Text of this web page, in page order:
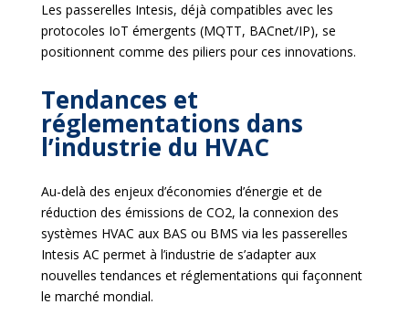
Les passerelles Intesis, déjà compatibles avec les
protocoles IoT émergents (MQTT, BACnet/IP), se
positionnent comme des piliers pour ces innovations.
Tendances et
réglementations dans
l’industrie du HVAC
Au-delà des enjeux d’économies d’énergie et de
réduction des émissions de CO2, la connexion des
systèmes HVAC aux BAS ou BMS via les passerelles
Intesis AC permet à l’industrie de s’adapter aux
nouvelles tendances et réglementations qui façonnent
le marché mondial.